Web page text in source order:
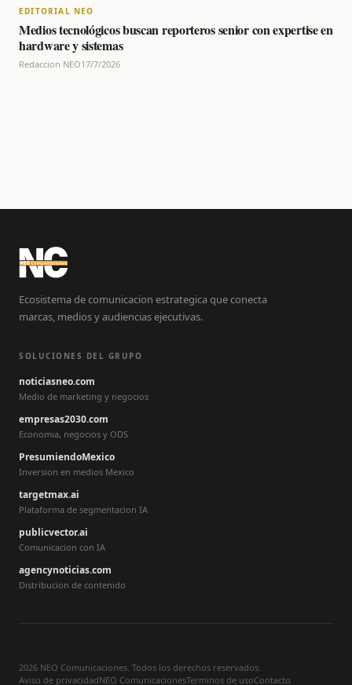
EDITORIAL NEO
Medios tecnológicos buscan reporteros senior con expertise en
hardware y sistemas
Redaccion NEO17/7/2026
Ecosistema de comunicacion estrategica que conecta
marcas, medios y audiencias ejecutivas.
SOLUCIONES DEL GRUPO
noticiasneo.com
Medio de marketing y negocios
empresas2030.com
Economia, negocios y ODS
PresumiendoMexico
Inversion en medios Mexico
targetmax.ai
Plataforma de segmentacion IA
publicvector.ai
Comunicacion con IA
agencynoticias.com
Distribucion de contenido
2026 NEO Comunicaciones. Todos los derechos reservados.
Aviso de privacidadNEO ComunicacionesTerminos de usoContacto